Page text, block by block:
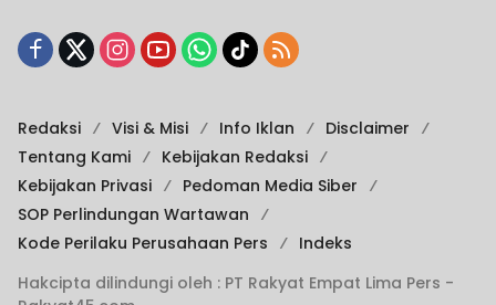
Redaksi Visi & Misi Info Iklan
Disclaimer
Tentang Kami
Kebijakan Redaksi
Kebijakan Privasi
Pedoman Media Siber
SOP Perlindungan Wartawan
Kode Perilaku Perusahaan Pers
Indeks
Hakcipta dilindungi oleh : PT Rakyat Empat Lima Pers -